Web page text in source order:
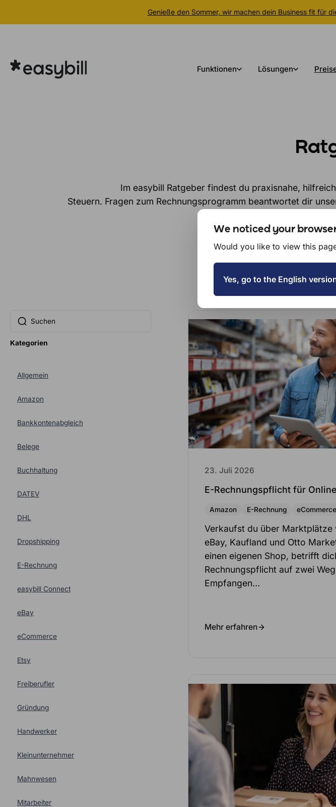
Genieße den Sommer, wir machen dein Business fit für
springen
Funktionen Lösungen
Im easybill Ratgeber findest du praxisnahe,
Steuern. Fragen zum Rechnungsprogramm beantwortet dir
Alle
Kategorien
Allgemein
Amazon
Bankkontenabgleich
Belege
Buchhaltung
DATEV
DHL
Dropshipping
E-Rechnung
easybill Connect
eBay
eCommerce
Etsy
Freiberufler
Gründung
Handwerker
Kleinunternehmer
Mahnwesen
Mitarbeiter
23. Juli 2026
E-Rechnungspflicht für
Amazon E-Rechnung eCommerce
Verkaufst du über Marktplätze
eBay, Kaufland und Otto
einen eigenen Shop, betrifft
Rechnungspflicht auf zwei
Empfangen…
Mehr erfahren
We noticed your
Would you like to view this
Yes, go to the English